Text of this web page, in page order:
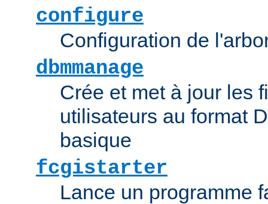
configure
Configuration de
dbmmanage
Crée et met à jour les
utilisateurs au format
basique
fcgistarter
Lance un programme